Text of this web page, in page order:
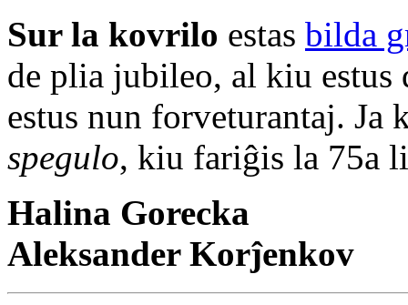
Sur la kovrilo estas bilda
de plia jubileo, al kiu
estus nun forveturantaj. Ja
spegulo, kiu fariĝis la 75a
Halina Gorecka
Aleksander Korĵenkov